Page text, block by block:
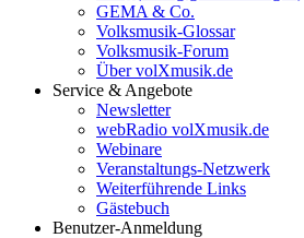
GEMA & Co.
Volksmusik-Glossar
Volksmusik-Forum
Über volXmusik.de
Service & Angebote
Newsletter
webRadio volXmusik.de
Webinare
Veranstaltungs-Netzwerk
Weiterführende Links
Gästebuch
Benutzer-Anmeldung